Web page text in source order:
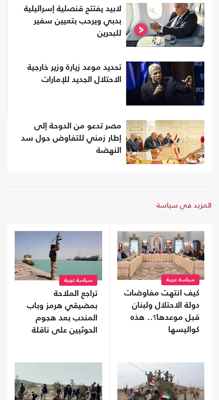
لابيد يفتتح قنصلية إسرائيلية
بدبي ويرحب بتعيين سفير
للبحرين
تحديد موعد زيارة وزير خارجية
الاحتلال الجديد للإمارات
مصر تدعو من الدوحة إلى
إطار زمني للتفاوض حول سد
النهضة
المزيد في سياسة
سياسة عربية
كيف انتهت مفاوضات
دولة الاحتلال ولبنان
قبل موعدها؟.. هذه
كواليسها
سياسة عربية
تراجع الملاحة
بمضيقي هرمز وباب
المندب بعد هجوم
الحوثيين على ناقلة